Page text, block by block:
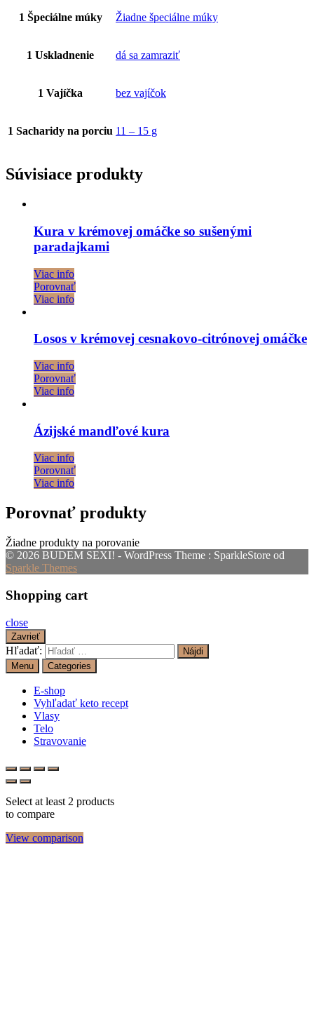
1 Špeciálne múky Žiadne špeciálne múky
1 Uskladnenie dá sa zamraziť
1 Vajíčka bez vajíčok
1 Sacharidy na porciu 11 – 15 g
Súvisiace produkty
Kura v krémovej omáčke so sušenými
paradajkami
Viac info
Porovnať
Viac info
Losos v krémovej cesnakovo-citrónovej omáčke
Viac info
Porovnať
Viac info
Ázijské mandľové kura
Viac info
Porovnať
Viac info
Porovnať produkty
Žiadne produkty na porovanie
© 2026 BUDEM SEXI! - WordPress Theme : SparkleStore od
Sparkle Themes
Shopping cart
close
Zavrieť
Hľadať:
Menu Categories
E-shop
Vyhľadať keto recept
Vlasy
Telo
Stravovanie
Select at least 2 products
to compare
View comparison